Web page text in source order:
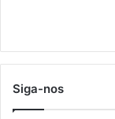
Siga-nos